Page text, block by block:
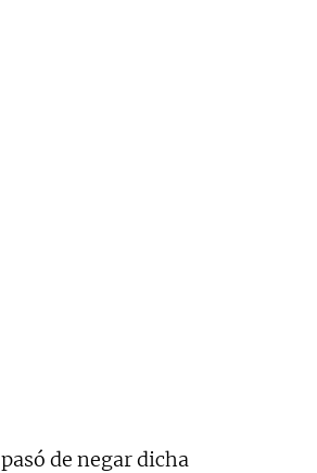
de negar dicha